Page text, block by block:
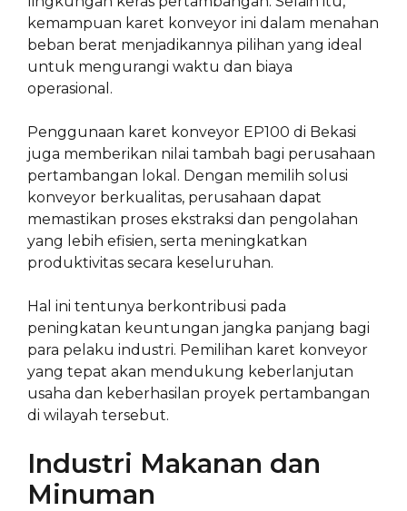
kemampuan karet konveyor ini dalam menahan
beban berat menjadikannya pilihan yang ideal
untuk mengurangi waktu dan biaya
operasional.
Penggunaan karet konveyor EP100 di Bekasi
juga memberikan nilai tambah bagi perusahaan
pertambangan lokal. Dengan memilih solusi
konveyor berkualitas, perusahaan dapat
memastikan proses ekstraksi dan pengolahan
yang lebih efisien, serta meningkatkan
produktivitas secara keseluruhan.
Hal ini tentunya berkontribusi pada
peningkatan keuntungan jangka panjang bagi
para pelaku industri. Pemilihan karet konveyor
yang tepat akan mendukung keberlanjutan
usaha dan keberhasilan proyek pertambangan
di wilayah tersebut.
Industri Makanan dan
Minuman